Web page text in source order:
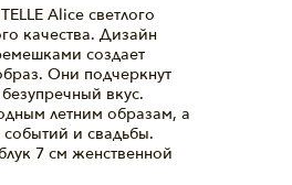
Alice светлого
качества. Дизайн
создает
Они подчеркнут
вкус.
летним образам, а
и свадьбы.
7 см женственной